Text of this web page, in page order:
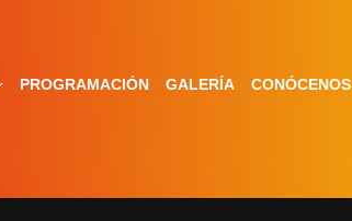
PROGRAMACIÓN GALERÍA CONÓCENOS